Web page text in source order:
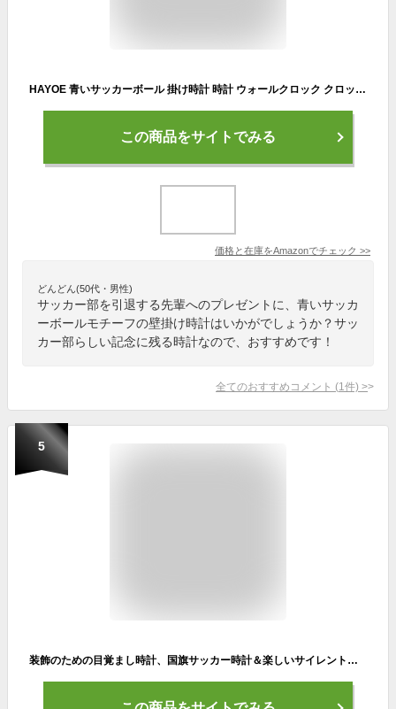
HAYOE 青いサッカーボール 掛け時計 時計 ウォールクロック クロック 壁掛け時計 新築祝い プレゼント お祝い 結婚祝い
この商品をサイトでみる
価格と在庫をAmazonでチェック >>
どんどん(50代・男性)
サッカー部を引退する先輩へのプレゼントに、青いサッカ
ーボールモチーフの壁掛け時計はいかがでしょうか？サッ
カー部らしい記念に残る時計なので、おすすめです！
全てのおすすめコメント (1 件) >
5
装飾のための目覚まし時計、国旗サッカー時計＆楽しいサイレントクォーツアナログノンティックベッドサイドの目覚まし時計 - 114. 日本の松島光太郎が日本の旗を振る